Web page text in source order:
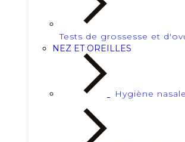
Tests de grossesse et
NEZ ET OREILLES
Hygiène nasale